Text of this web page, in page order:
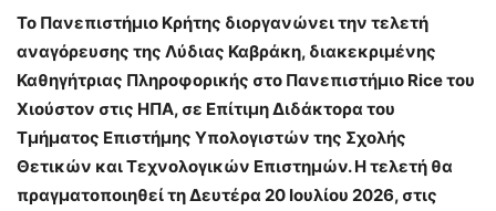
Το Πανεπιστήμιο Κρήτης διοργανώνει την τελετή
αναγόρευσης της Λύδιας Καβράκη, διακεκριμένης
Καθηγήτριας Πληροφορικής στο Πανεπιστήμιο Rice του
Χιούστον στις ΗΠΑ, σε Επίτιμη Διδάκτορα του
Τμήματος Επιστήμης Υπολογιστών της Σχολής
Θετικών και Τεχνολογικών Επιστημών. Η τελετή θα
πραγματοποιηθεί τη Δευτέρα 20 Ιουλίου 2026, στις